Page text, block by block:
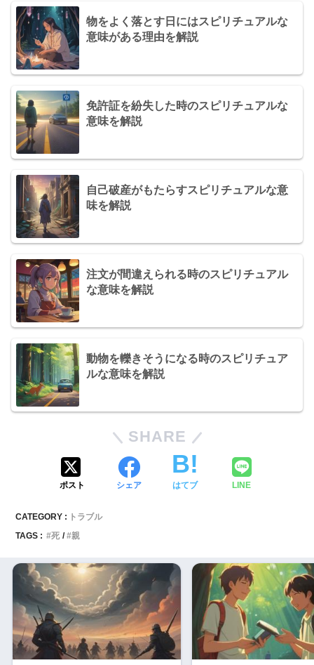
物をよく落とす日にはスピリチュアルな
意味がある理由を解説
免許証を紛失した時のスピリチュアルな
意味を解説
自己破産がもたらすスピリチュアルな意
味を解説
注文が間違えられる時のスピリチュアル
な意味を解説
動物を轢きそうになる時のスピリチュア
ルな意味を解説
SHARE
ポスト シェア はてブ LINE
CATEGORY : トラブル
TAGS :
死 親